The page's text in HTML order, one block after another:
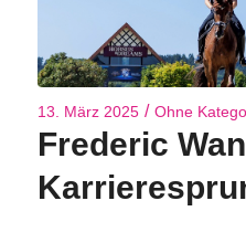
13. März 2025 / Ohne
Frederic